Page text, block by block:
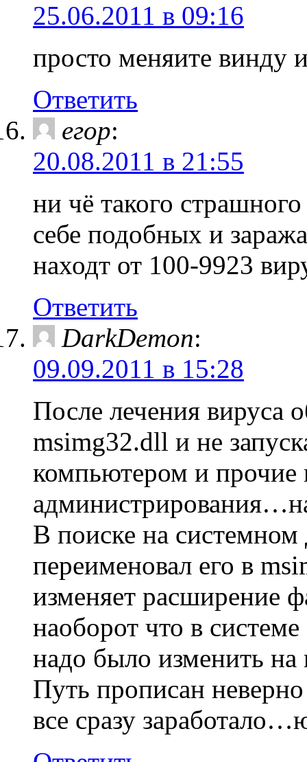
25.06.2011 в 09:16
просто меняите винду
Ответить
егор:
20.08.2011 в 21:55
ни чё такого
себе подобных и
находт от 100-9923
Ответить
DarkDemon:
09.09.2011 в 15:28
После лечения вируса
msimg32.dll и не
компьютером и
В поиске на
переименовал его в
изменяет расширение
наоборот что в
надо было изменить
Путь прописан
все сразу